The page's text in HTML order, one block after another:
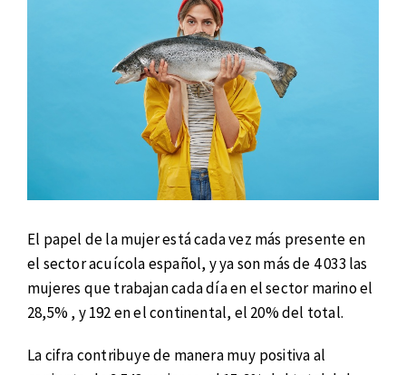
El papel de la mujer está cada vez más presente en
el sector acuícola español, y ya son más de 4 033 las
mujeres que trabajan cada día en el sector marino el
28,5% , y 192 en el continental, el 20% del total.
La cifra contribuye de manera muy positiva al